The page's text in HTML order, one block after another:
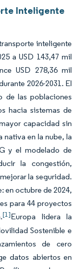
Inteligente
inteligente
a USD 143,47 mil
USD 278,36 mil
2026-2031. El
de las poblaciones
hacia sistemas de
capacidad sin
nativa en la nube, la
y el modelado de
la congestión,
la seguridad.
en octubre de 2024,
para 44 proyectos
[1]Europa lidera la
Sostenible e
de cero
datos abiertos en